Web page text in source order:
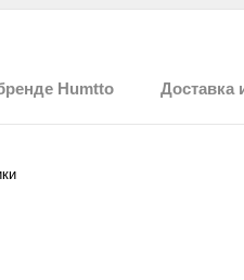
Humtto Доставка